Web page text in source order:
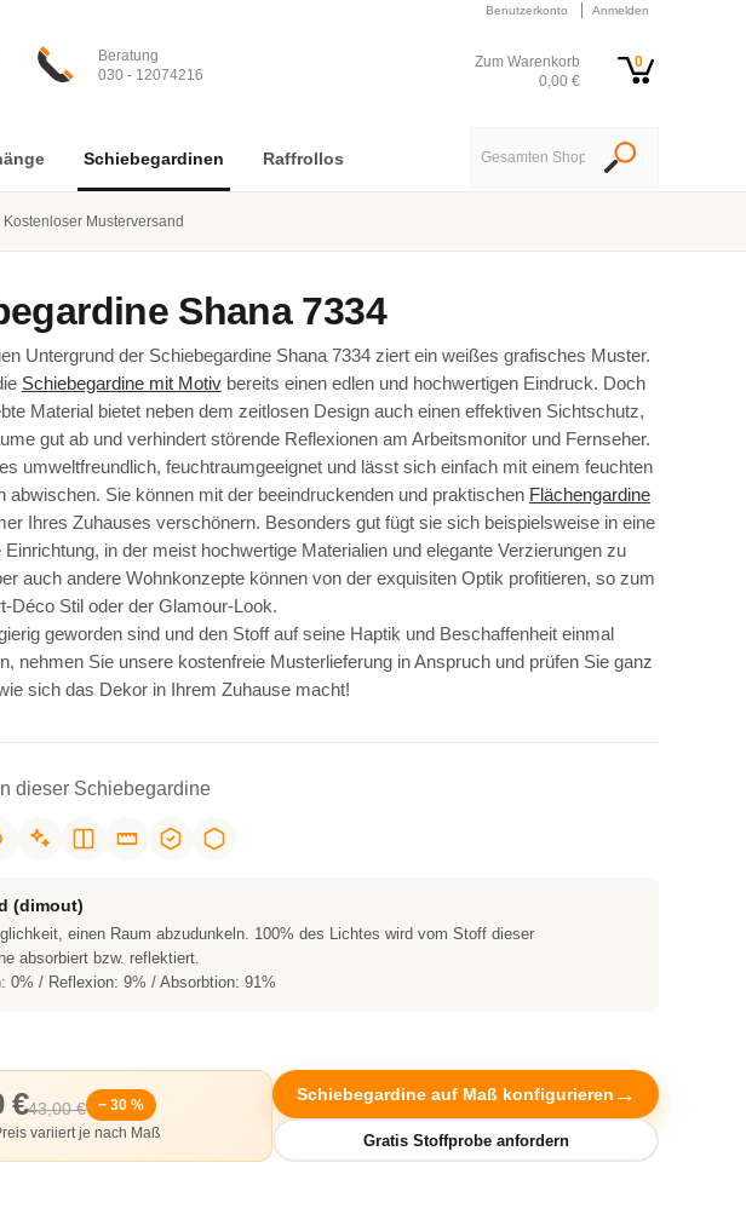
Benutzerkonto Anmelden
Beratung
030 - 12074216
Zum Warenkorb
0,00 €
0
Schiebegardinen
Kostenloser Musterversand
Raffrollos
Shana 7334
Untergrund der Schiebegardine Shana 7334 ziert ein weißes grafisches Muster.
Schiebegardine mit Motivbereits einen edlen und hochwertigen Eindruck. Doch
Material bietet neben dem zeitlosen Design auch einen effektiven Sichtschutz,
gut ab und verhindert störende Reflexionen am Arbeitsmonitor und Fernseher.
umweltfreundlich, feuchtraumgeeignet und lässt sich einfach mit einem feuchten
abwischen. Sie können mit der beeindruckenden und praktischen Flächengardine
Ihres Zuhauses verschönern. Besonders gut fügt sie sich beispielsweise in eine
in der meist hochwertige Materialien und elegante Verzierungen zu
auch andere Wohnkonzepte können von der exquisiten Optik profitieren, so zum
Déco Stil oder der Glamour-Look.
geworden sind und den Stoff auf seine Haptik und Beschaffenheit einmal
nehmen Sie unsere kostenfreie Musterlieferung in Anspruch und prüfen Sie ganz
sich das Dekor in Ihrem Zuhause macht!
dieser Schiebegardine
(dimout)
einen Raum abzudunkeln. 100% des Lichtes wird vom Stoff dieser
absorbiert bzw. reflektiert.
0% / Reflexion: 9% / Absorbtion: 91%
43,00 €
€
− 30 %
variiert je nach Maß
Schiebegardine auf Maß konfigurieren